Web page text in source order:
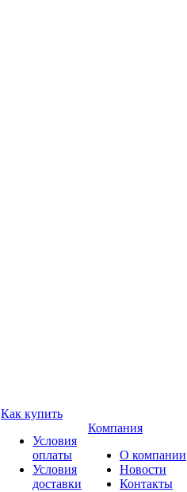
Как купить
Условия
оплаты
Условия
доставки
Компания
О компании
Новости
Контакты